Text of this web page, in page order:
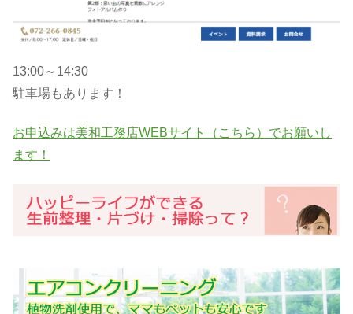
13:00～14:30
駐車場もあります！
お申込みは美和工務店WEBサイト（こちら）でお願いし
ます！